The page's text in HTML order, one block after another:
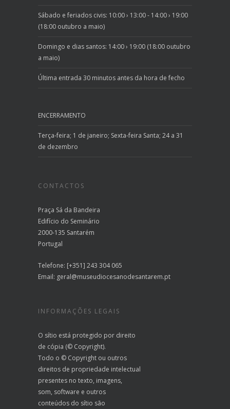
Sábado e feriados civis: 10:00 › 13:00 - 14:00 › 19:00
(18:00 outubro a maio)
Domingo e dias santos: 14:00 › 19:00 (18:00 outubro
a maio)
Última entrada 30 minutos antes da hora de fecho
ENCERRAMENTO
Terça-feira; 1 de janeiro; Sexta-feira Santa; 24 a 31
de dezembro
CONTACTOS
Praça Sá da Bandeira
Edifício do Seminário
2000-135 Santarém
Portugal
Telefone: [+351] 243 304 065
Email: geral@museudiocesanodesantarem.pt
INFORMAÇÕES LEGAIS
O sítio está protegido por direito
de cópia (© Copyright).
Todo o © Copyright ou outros
direitos de propriedade intelectual
presentes no texto, imagens,
som, software e outros
conteúdos do sítio são